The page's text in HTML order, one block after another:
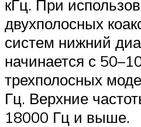
кГц. При
двухполосных
систем нижний
начинается с
трехполосных
Гц. Верхние
18000 Гц и выше.